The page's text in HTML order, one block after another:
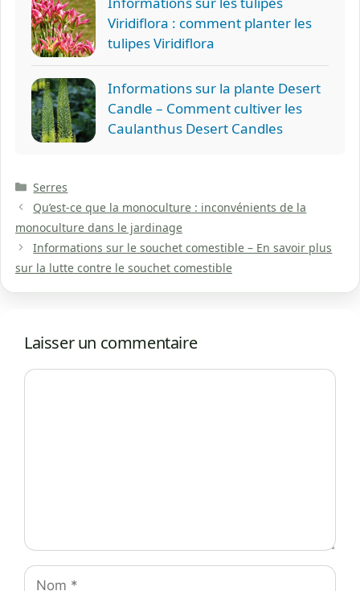
Viridiflora : comment planter les
tulipes Viridiflora
Informations sur la plante Desert
Candle – Comment cultiver les
Caulanthus Desert Candles
Catégories
Serres
Qu’est-ce que la monoculture : inconvénients de la
monoculture dans le jardinage
Informations sur le souchet comestible – En savoir plus
sur la lutte contre le souchet comestible
Laisser un commentaire
Commentaire
Nom